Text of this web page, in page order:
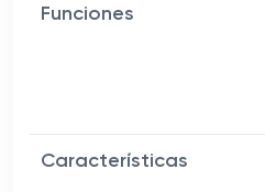
Funciones
Características